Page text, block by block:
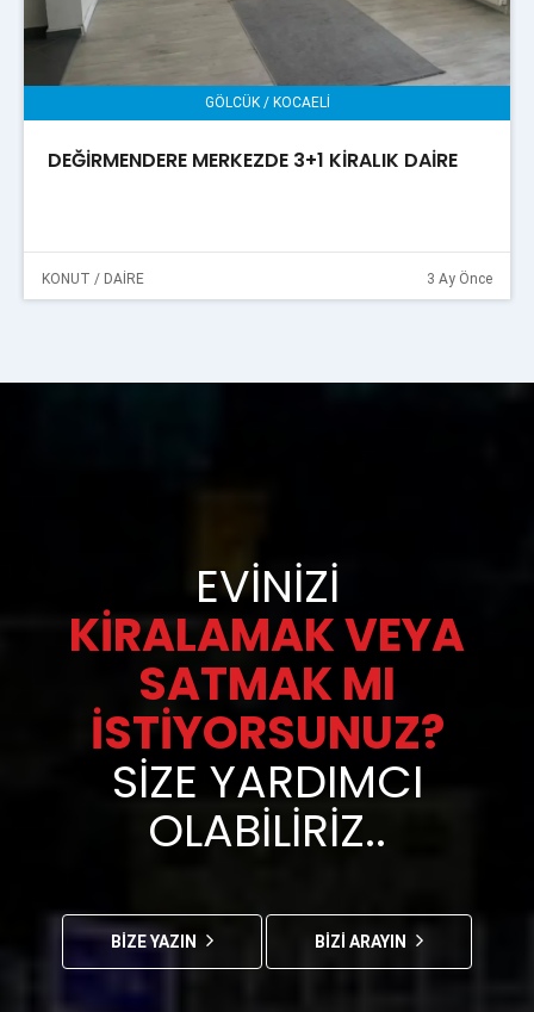
GÖLCÜK / KOCAELİ
DEĞİRMENDERE MERKEZDE 3+1 KİRALIK DAİRE
KONUT / DAİRE 3 Ay Önce
EVINIZI
KIRALAMAK VEYA
SATMAK MI
İSTIYORSUNUZ?
SIZE YARDIMCI
OLABILIRIZ..
BİZE YAZIN BİZİ ARAYIN